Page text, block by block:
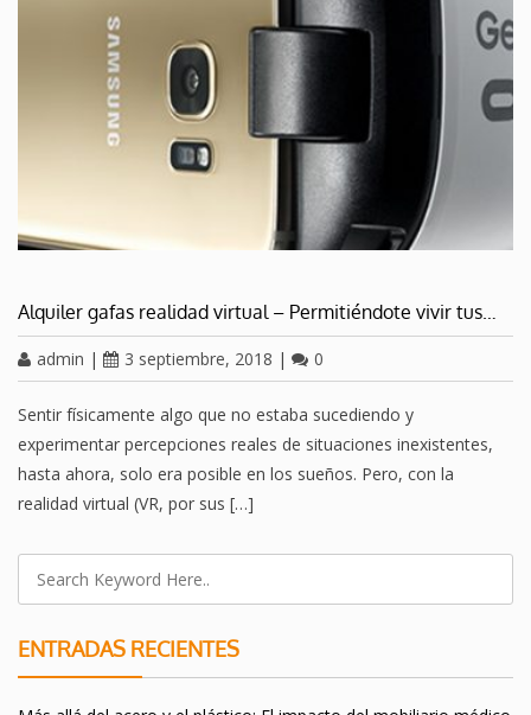
Alquiler gafas realidad virtual – Permitiéndote vivir tus…
admin | 3 septiembre, 2018 | 0
Sentir físicamente algo que no estaba sucediendo y
experimentar percepciones reales de situaciones inexistentes,
hasta ahora, solo era posible en los sueños. Pero, con la
realidad virtual (VR, por sus […]
ENTRADAS RECIENTES